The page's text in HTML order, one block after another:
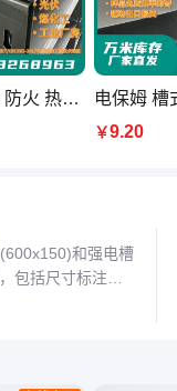
电保姆 金属 钢制 防火 热镀锌 槽式 锌铝镁桥架 生产厂家 锌层275克无花
￥9.20
和强电槽
包括尺寸标注方